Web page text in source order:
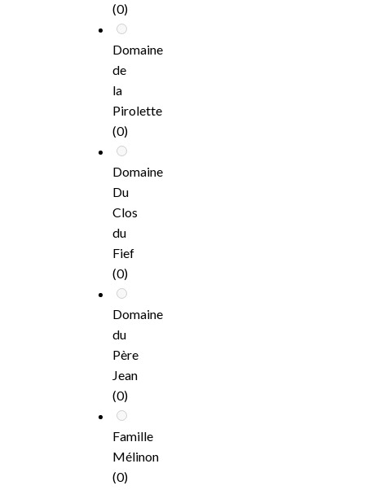
(0)
Domaine
de
la
Pirolette
(0)
Domaine
Du
Clos
du
Fief
(0)
Domaine
du
Père
Jean
(0)
Famille
Mélinon
(0)